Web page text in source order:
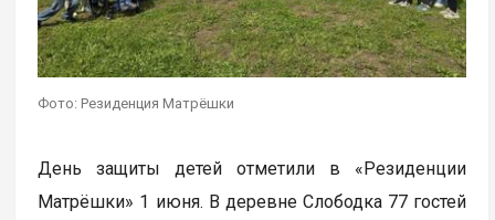
Фото: Резиденция Матрёшки
День защиты детей отметили в «Резиденции
Матрёшки» 1 июня. В деревне Слободка 77 гостей